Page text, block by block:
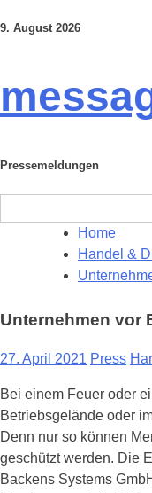
Skip
9. August 2026
Pressemeldungen
for:
Home
Handel &
Unternehmen vor
27. April 2021 Press
Bei einem Feuer oder
Betriebsgelände oder
Denn nur so können
geschützt werden. Die
Backens Systems